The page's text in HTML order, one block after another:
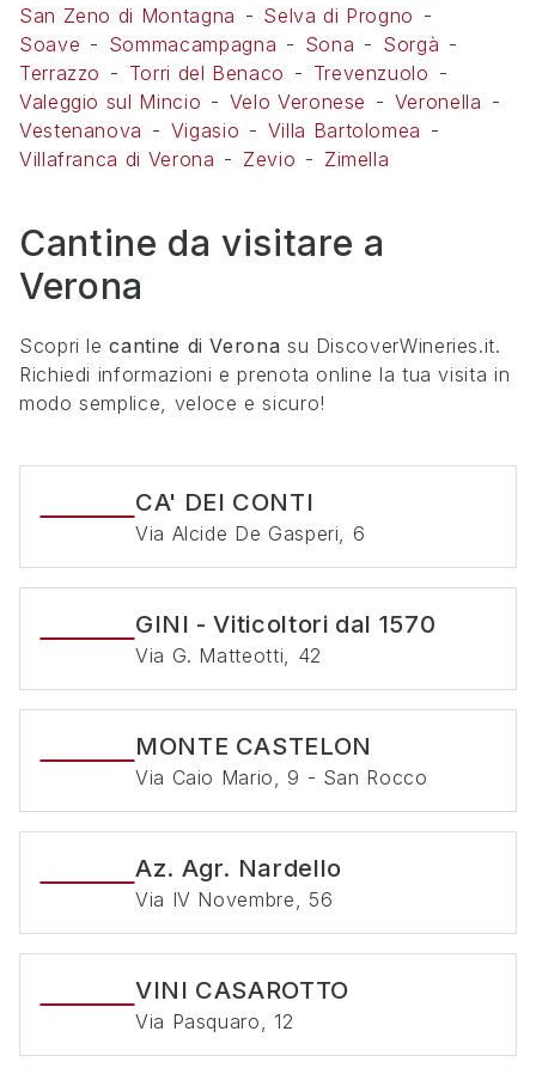
San Zeno di Montagna
Selva di Progno
Soave
Sommacampagna Sona
Sorgà
Terrazzo
Torri del Benaco
Trevenzuolo
Valeggio sul Mincio
Velo Veronese
Veronella
Vestenanova
Vigasio
Villa Bartolomea
Villafranca di Verona
Zevio Zimella
Cantine da visitare a
Verona
Scopri lecantine diVerona su DiscoverWineries.it.
Richiedi informazioni e prenota online la tua visita in
modo semplice, veloce e sicuro!
CA' DEI CONTI
Via Alcide De Gasperi, 6
GINI - Viticoltori dal 1570
Via G. Matteotti, 42
MONTE CASTELON
Via Caio Mario, 9 - San Rocco
Az. Agr. Nardello
Via IV Novembre, 56
VINI CASAROTTO
Via Pasquaro, 12